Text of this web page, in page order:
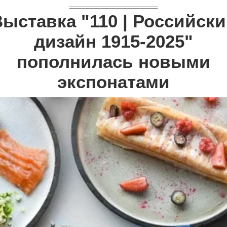
"110 |
дизайн 1915-2025"
пополнилась новыми
экспонатами